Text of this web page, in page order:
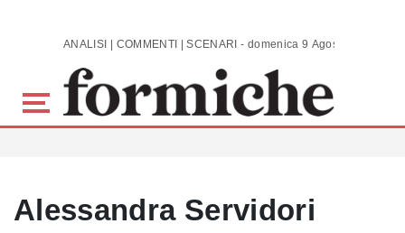
Skip to main content ANALISI | COMMENTI | SCENARI - domenica 9 Agosto 2026
Alessandra Servidori